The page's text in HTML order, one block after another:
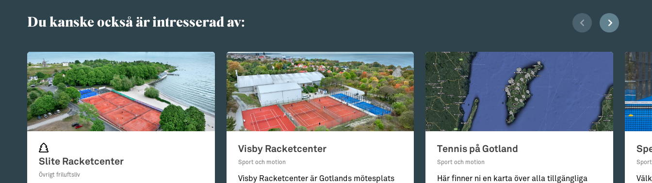
Du kanske också är intresserad av:
Slite Racketcenter
Övrigt friluftsliv
Visby Racketcenter
Sport och motion
Visby Racketcenter är Gotlands mötesplats
Tennis på Gotland
Sport och motion
Här finner ni en karta över alla tillgängliga